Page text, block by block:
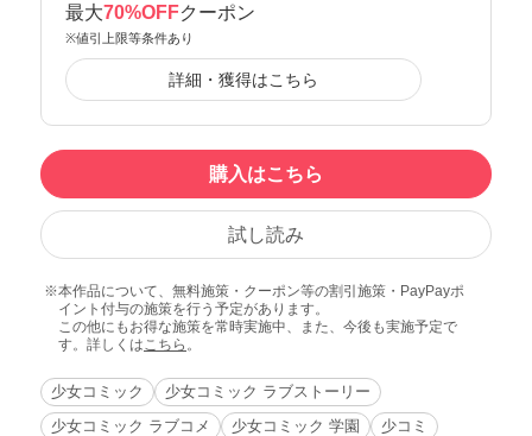
最大70%OFFクーポン
※値引上限等条件あり
詳細・獲得はこちら
購入はこちら
試し読み
本作品について、無料施策・クーポン等の割引施策・PayPayポ
イント付与の施策を行う予定があります。
この他にもお得な施策を常時実施中、また、今後も実施予定で
す。詳しくはこちら 。
少女コミック
少女コミック ラブストーリー
少女コミック ラブコメ
少女コミック 学園 少コミ